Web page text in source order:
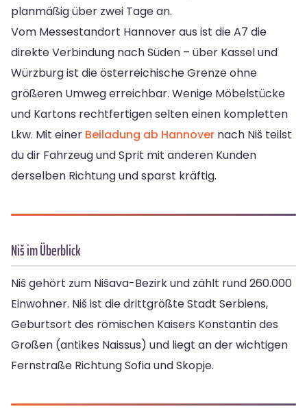
planmäßig über zwei Tage an.
Vom Messestandort Hannover aus ist die A7 die
direkte Verbindung nach Süden – über Kassel und
Würzburg ist die österreichische Grenze ohne
größeren Umweg erreichbar. Wenige Möbelstücke
und Kartons rechtfertigen selten einen kompletten
Lkw. Mit einer Beiladung ab Hannover nach Niš teilst
du dir Fahrzeug und Sprit mit anderen Kunden
derselben Richtung und sparst kräftig.
Niš im Überblick
Niš gehört zum Nišava-Bezirk und zählt rund 260.000
Einwohner. Niš ist die drittgrößte Stadt Serbiens,
Geburtsort des römischen Kaisers Konstantin des
Großen (antikes Naissus) und liegt an der wichtigen
Fernstraße Richtung Sofia und Skopje.